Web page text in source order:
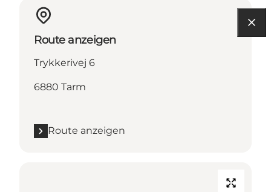
Route anzeigen
Trykkerivej 6
6880 Tarm
Route anzeigen